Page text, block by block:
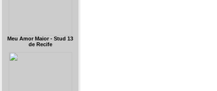
Meu Amor Maior - Stud 13
de Recife